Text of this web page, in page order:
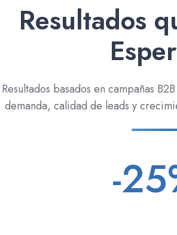
Resultados
Resultados basados en campañas
demanda, calidad de leads y
-